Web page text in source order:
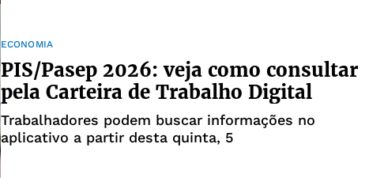
ECONOMIA
PIS/Pasep 2026: veja como consultar
pela Carteira de Trabalho Digital
Trabalhadores podem buscar informações no
aplicativo a partir desta quinta, 5